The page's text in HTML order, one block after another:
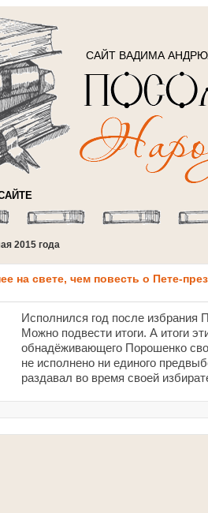
САЙТ ВАДИМА
2015 года
на свете, чем повесть о Пете-
Исполнился год после избрания
Можно подвести итоги. А итоги
обнадёживающего Порошенко
не исполнено ни единого
раздавал во время своей